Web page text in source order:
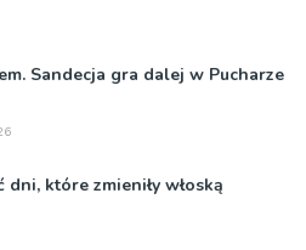
Sandecja gra dalej w Pucharze
dni, które zmieniły włoską